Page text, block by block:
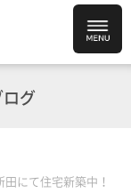
グ
田にて住宅新築中！